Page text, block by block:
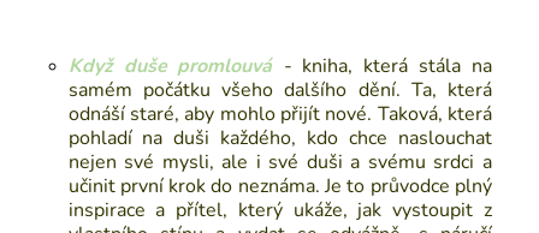
Když duše promlouvá - kniha, která stála na
samém počátku všeho dalšího dění. Ta, která
odnáší staré, aby mohlo přijít nové. Taková, která
pohladí na duši každého, kdo chce naslouchat
nejen své mysli, ale i své duši a svému srdci a
učinit první krok do neznáma. Je to průvodce plný
inspirace a přítel, který ukáže, jak vystoupit z